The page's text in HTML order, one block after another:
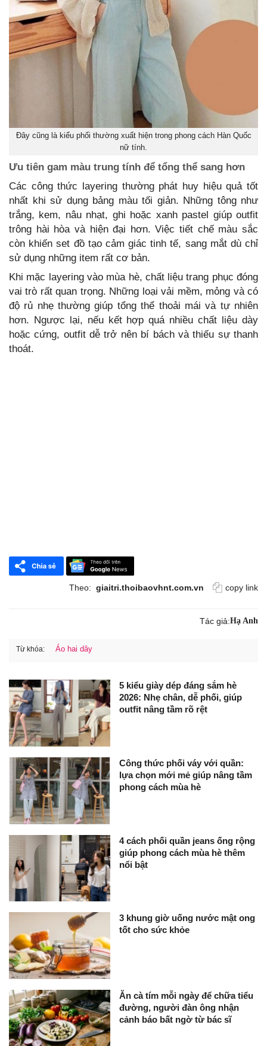
Đây cũng là kiểu phối thường xuất hiện trong phong cách Hàn Quốc
nữ tính.
Ưu tiên gam màu trung tính để tổng thể sang hơn
Các công thức layering thường phát huy hiệu quả tốt
nhất khi sử dụng bảng màu tối giản. Những tông như
trắng, kem, nâu nhạt, ghi hoặc xanh pastel giúp outfit
trông hài hòa và hiện đại hơn. Việc tiết chế màu sắc
còn khiến set đồ tạo cảm giác tinh tế, sang mắt dù chỉ
sử dụng những item rất cơ bản.
Khi mặc layering vào mùa hè, chất liệu trang phục đóng
vai trò rất quan trọng. Những loại vải mềm, mỏng và có
độ rủ nhẹ thường giúp tổng thể thoải mái và tự nhiên
hơn. Ngược lại, nếu kết hợp quá nhiều chất liệu dày
hoặc cứng, outfit dễ trở nên bí bách và thiếu sự thanh
thoát.
Theo: giaitri.thoibaovhnt.com.vn copy link
Tác giả:Hạ Anh
Từ khóa: Áo hai dây
5 kiểu giày dép đáng sắm hè
2026: Nhẹ chân, dễ phối, giúp
outfit nâng tầm rõ rệt
Công thức phối váy với quần:
lựa chọn mới mẻ giúp nâng tầm
phong cách mùa hè
4 cách phối quần jeans ống rộng
giúp phong cách mùa hè thêm
nổi bật
3 khung giờ uống nước mật ong
tốt cho sức khỏe
Ăn cà tím mỗi ngày để chữa tiểu
đường, người đàn ông nhận
cảnh báo bất ngờ từ bác sĩ